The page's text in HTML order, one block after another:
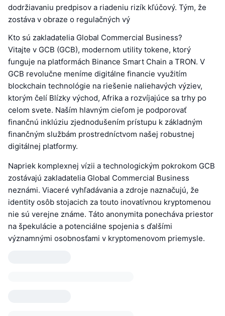
dodržiavaniu predpisov a riadeniu rizík kľúčový. Tým, že
zostáva v obraze o regulačných vý
Kto sú zakladatelia Global Commercial Business?
Vitajte v GCB (GCB), modernom utility tokene, ktorý
funguje na platformách Binance Smart Chain a TRON. V
GCB revolučne meníme digitálne financie využitím
blockchain technológie na riešenie naliehavých výziev,
ktorým čelí Blízky východ, Afrika a rozvíjajúce sa trhy po
celom svete. Naším hlavným cieľom je podporovať
finančnú inklúziu zjednodušením prístupu k základným
finančným službám prostredníctvom našej robustnej
digitálnej platformy.
Napriek komplexnej vízii a technologickým pokrokom GCB
zostávajú zakladatelia Global Commercial Business
neznámi. Viaceré vyhľadávania a zdroje naznačujú, že
identity osôb stojacich za touto inovatívnou kryptomenou
nie sú verejne známe. Táto anonymita ponecháva priestor
na špekulácie a potenciálne spojenia s ďalšími
významnými osobnosťami v kryptomenovom priemysle.